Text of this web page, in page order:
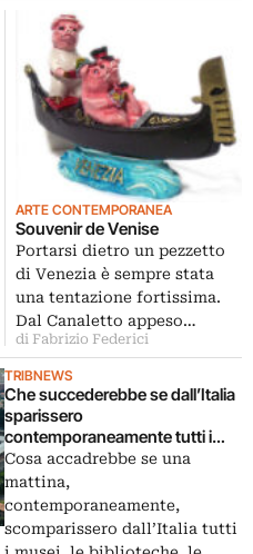
ARTE CONTEMPORANEA
Souvenir de Venise
Portarsi dietro un pezzetto
di Venezia è sempre stata
una tentazione fortissima.
Dal Canaletto appeso…
di Fabrizio Federici
TRIBNEWS
Che succederebbe se dall’Italia
sparissero
contemporaneamente tutti i
monumenti? Niente. È la
provocazione di inpratica,
rubrica di Artribune Magazine
13: e la sviluppano Caliandro e
Federici
Cosa accadrebbe se una
mattina,
contemporaneamente,
scomparissero dall’Italia tutti